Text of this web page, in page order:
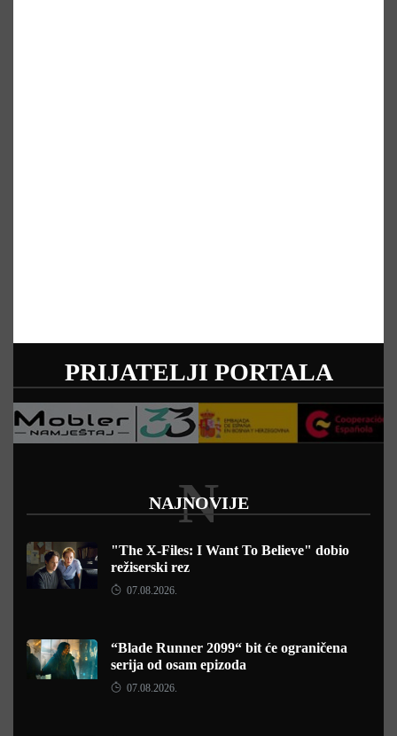
PRIJATELJI PORTALA
NAJNOVIJE
N
"The X-Files: I Want To Believe" dobio
režiserski rez
07.08.2026.
“Blade Runner 2099“ bit će ograničena
serija od osam epizoda
07.08.2026.